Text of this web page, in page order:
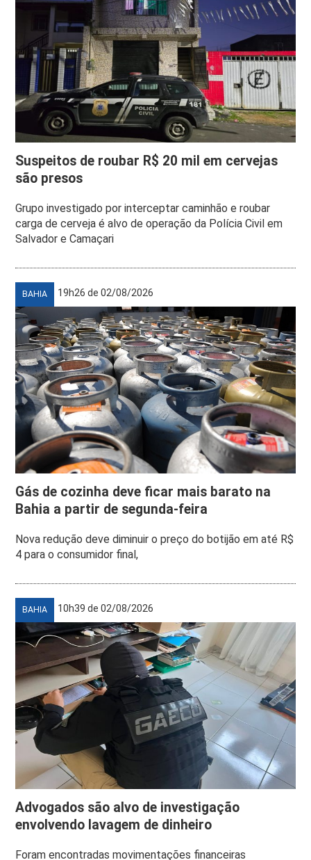
Suspeitos de roubar R$ 20 mil em cervejas
são presos
Grupo investigado por interceptar caminhão e roubar
carga de cerveja é alvo de operação da Polícia Civil em
Salvador e Camaçari
BAHIA 19h26 de 02/08/2026
Gás de cozinha deve ficar mais barato na
Bahia a partir de segunda-feira
Nova redução deve diminuir o preço do botijão em até R$
4 para o consumidor final,
BAHIA 10h39 de 02/08/2026
Advogados são alvo de investigação
envolvendo lavagem de dinheiro
Foram encontradas movimentações financeiras